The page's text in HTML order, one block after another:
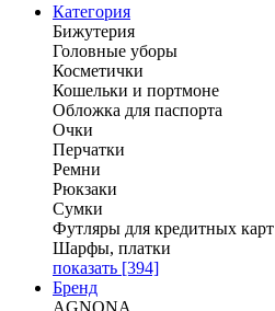
Категория
Бижутерия
Головные уборы
Косметички
Кошельки и портмоне
Обложка для паспорта
Очки
Перчатки
Ремни
Рюкзаки
Сумки
Футляры для кредитных карт
Шарфы, платки
показать [394]
Бренд
AGNONA